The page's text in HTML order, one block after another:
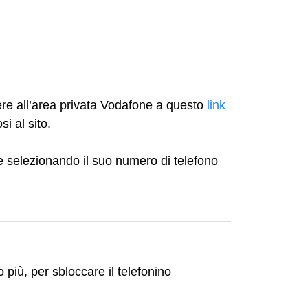
all’area privata Vodafone a questo link
al sito.
il suo numero di telefono
più, per sbloccare il telefonino